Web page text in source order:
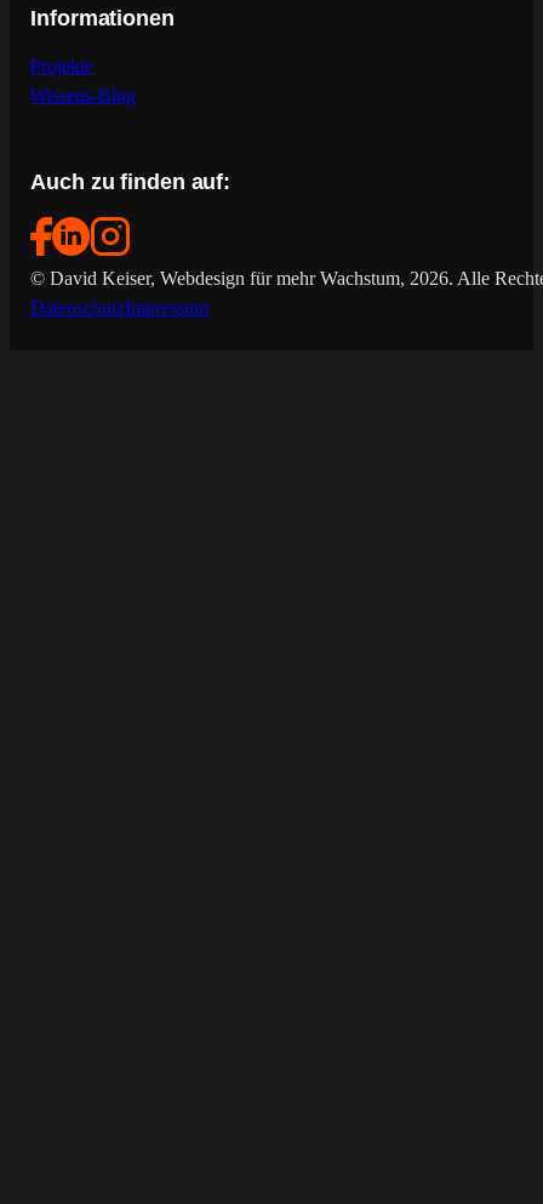
Informationen
Projekte
Wissens-Blog
Auch zu finden auf:
© David Keiser, Webdesign für mehr Wachstum, 2026. Alle
DatenschutzImpressum